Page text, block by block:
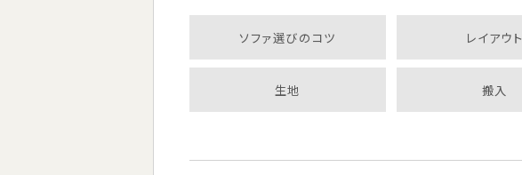
ソファ選びのコツ レイアウト
生地 搬入